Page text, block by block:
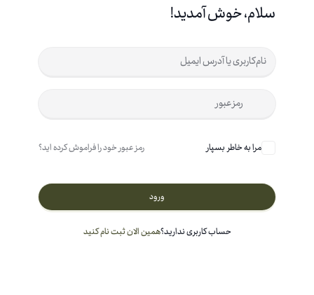
سلام، خوش آمدید!
مرا به خاطر بسپار رمز عبور خود را فراموش کرده اید؟
ورود
حساب کاربری ندارید؟همین الان ثبت نام کنید